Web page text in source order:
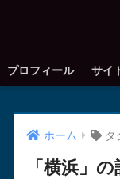
プロフィール サイ
ホーム タ
「横浜」